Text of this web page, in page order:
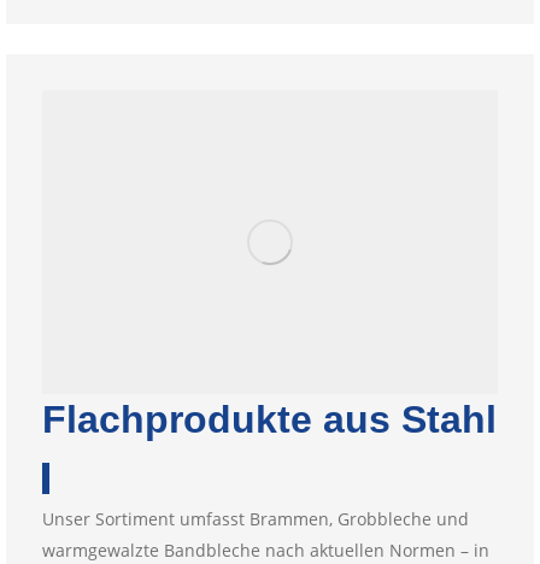
Flachprodukte aus Stahl
Unser Sortiment umfasst Brammen, Grobbleche und
warmgewalzte Bandbleche nach aktuellen Normen – in